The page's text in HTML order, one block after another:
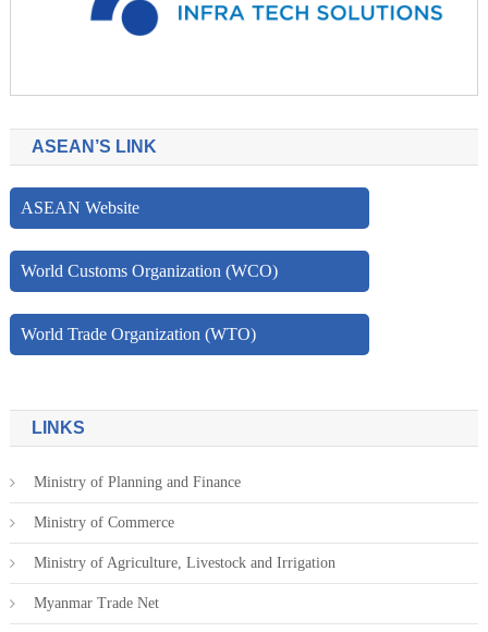
ASEAN’S LINK
ASEAN Website
World Customs Organization (WCO)
World Trade Organization (WTO)
LINKS
Ministry of Planning and Finance
Ministry of Commerce
Ministry of Agriculture, Livestock and Irrigation
Myanmar Trade Net